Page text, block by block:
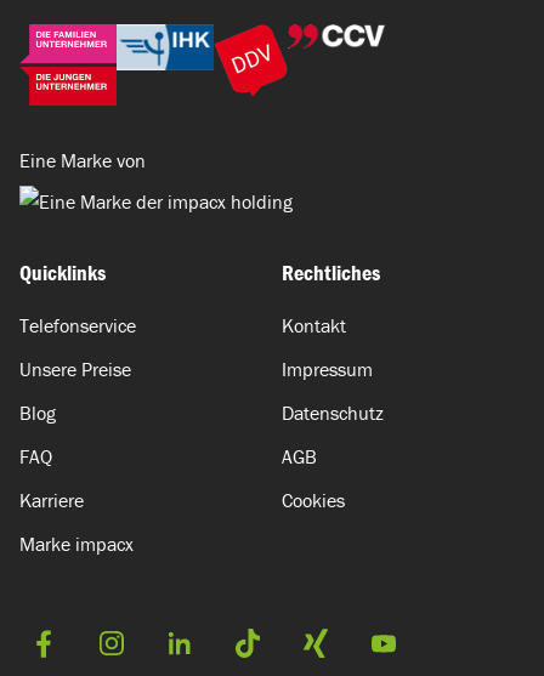
Eine Marke von
Quicklinks
Telefonservice
Unsere Preise
Blog
FAQ
Karriere
Marke impacx
Rechtliches
Kontakt
Impressum
Datenschutz
AGB
Cookies